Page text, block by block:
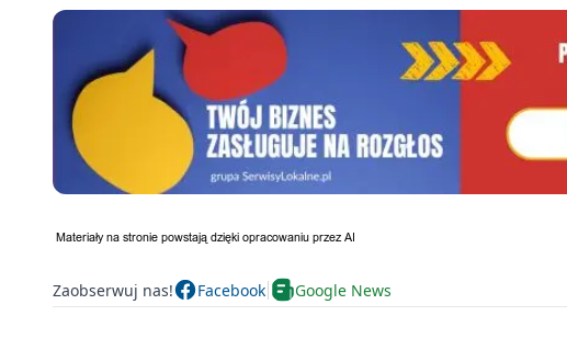
Zaobserwuj nas! Facebook Google News